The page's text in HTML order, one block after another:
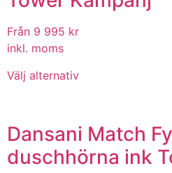
Från 9 995 kr
inkl. moms
Välj alternativ
Dansani Match
duschhörna ink